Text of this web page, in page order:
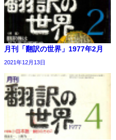
月刊「翻訳の世界」1977年2月
2021年12月13日